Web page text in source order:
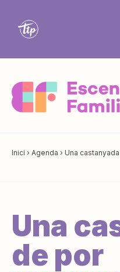
Inici › Agenda › Una
Una
de por